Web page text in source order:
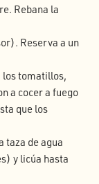
Rebana la
Reserva a un
los tomatillos,
a cocer a fuego
que los
taza de agua
y licúa hasta